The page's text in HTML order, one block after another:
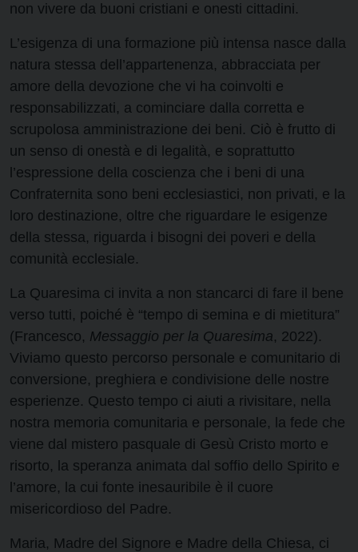
non vivere da buoni cristiani e onesti cittadini.
L’esigenza di una formazione più intensa nasce dalla
natura stessa dell’appartenenza, abbracciata per
amore della devozione che vi ha coinvolti e
responsabilizzati, a cominciare dalla corretta e
scrupolosa amministrazione dei beni. Ciò è frutto di
un senso di onestà e di legalità, e soprattutto
l’espressione della coscienza che i beni di una
Confraternita sono beni ecclesiastici, non privati, e la
loro destinazione, oltre che riguardare le esigenze
della stessa, riguarda i bisogni dei poveri e della
comunità ecclesiale.
La Quaresima ci invita a non stancarci di fare il bene
verso tutti, poiché è “tempo di semina e di mietitura”
(Francesco, Messaggio per la Quaresima, 2022).
Viviamo questo percorso personale e comunitario di
conversione, preghiera e condivisione delle nostre
esperienze. Questo tempo ci aiuti a rivisitare, nella
nostra memoria comunitaria e personale, la fede che
viene dal mistero pasquale di Gesù Cristo morto e
risorto, la speranza animata dal soffio dello Spirito e
l’amore, la cui fonte inesauribile è il cuore
misericordioso del Padre.
Maria, Madre del Signore e Madre della Chiesa, ci